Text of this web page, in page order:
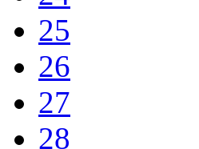
25
26
27
28